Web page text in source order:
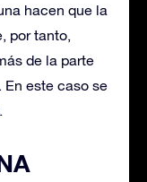
hacen que la
por tanto,
de la parte
En este caso se